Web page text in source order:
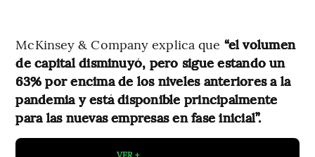
McKinsey & Company explica que “el volumen
de capital disminuyó, pero sigue estando un
63% por encima de los niveles anteriores a la
pandemia y está disponible principalmente
para las nuevas empresas en fase inicial”.
VER +